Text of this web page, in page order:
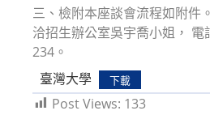
三、檢附本座談會流程如附件
洽招生辦公室吳宇喬小姐，
234。
臺灣大學
下載
Post Views: 133